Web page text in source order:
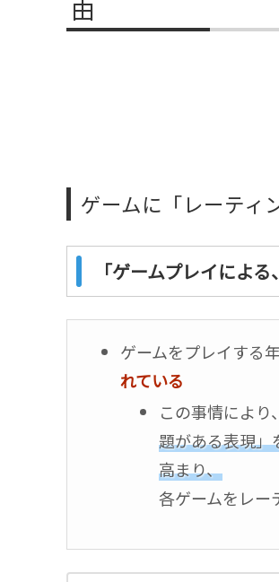
由
ゲームに「レーティ
「ゲームプレイによ
ゲームをプレイする
れている
この事情により
題がある表現」
高まり、
各ゲームをレー